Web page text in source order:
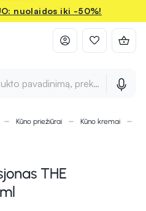
nuolaidos iki -50%!
pavadinimą, prekės ženklą ir
Kūno priežiūrai Kūno kremai
THE